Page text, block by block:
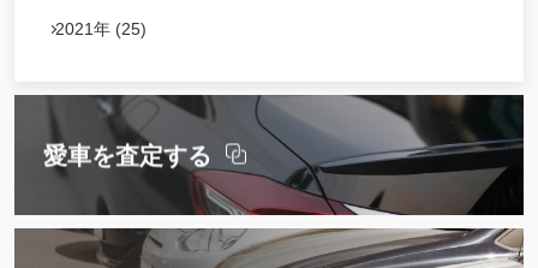
2021年 (25)
愛車を査定する